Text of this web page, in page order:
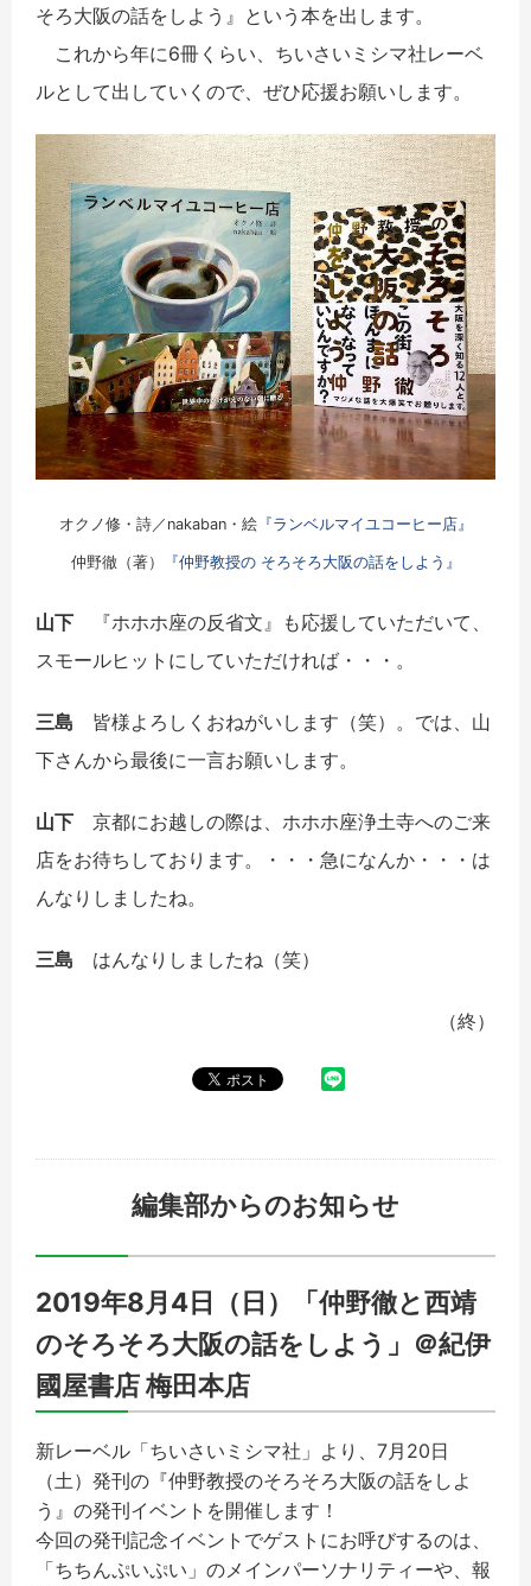
そろ大阪の話をしよう』という本を出します。
これから年に6冊くらい、ちいさいミシマ社レーベ
ルとして出していくので、ぜひ応援お願いします。
オクノ修・詩／nakaban・絵『ランベルマイユコーヒー店』
仲野徹（著） 『仲野教授の そろそろ大阪の話をしよう』
山下
『ホホホ座の反省文』も応援していただいて、
スモールヒットにしていただければ・・・。
三島 皆様よろしくおねがいします（笑）。では、山
下さんから最後に一言お願いします。
山下 京都にお越しの際は、ホホホ座浄土寺へのご来
店をお待ちしております。・・・急になんか・・・は
んなりしましたね。
三島 はんなりしましたね（笑）
（終）
編集部からのお知らせ
2019年8月4日（日）「仲野徹と西靖
のそろそろ大阪の話をしよう」＠紀伊
國屋書店 梅田本店
新レーベル「ちいさいミシマ社」より、7月20日
（土）発刊の『仲野教授のそろそろ大阪の話をしよ
う』の発刊イベントを開催します！
今回の発刊記念イベントでゲストにお呼びするのは、
「ちちんぷいぷい」のメインパーソナリティーや、報